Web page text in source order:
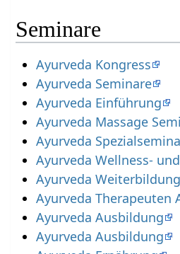
Seminare
Ayurveda Kongress
Ayurveda Seminare
Ayurveda Einführung
Ayurveda Massage
Ayurveda
Ayurveda Wellness-
Ayurveda Weiterbildung
Ayurveda Therapeuten
Ayurveda Ausbildung
Ayurveda Ausbildung